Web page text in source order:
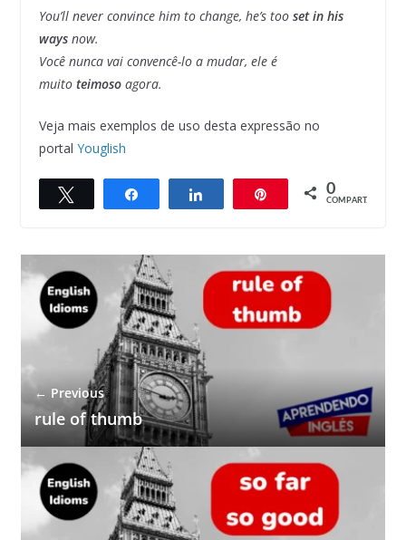
You’ll never convince him to change, he’s too set in his
waysnow.
Você nunca vai convencê-lo a mudar, ele é
muito teimosoagora.
Veja mais exemplos de uso desta expressão no
portal Youglish
Compartilhar Compartilhar 0
COMPART.
← Previous
rule of thumb